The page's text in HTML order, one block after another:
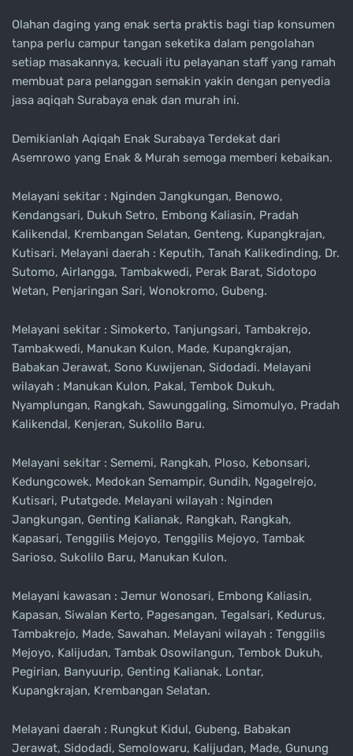
Olahan daging yang enak serta praktis bagi tiap konsumen
tanpa perlu campur tangan seketika dalam pengolahan
setiap masakannya, kecuali itu pelayanan staff yang ramah
membuat para pelanggan semakin yakin dengan penyedia
jasa aqiqah Surabaya enak dan murah ini.
Demikianlah Aqiqah Enak Surabaya Terdekat dari
Asemrowo yang Enak & Murah semoga memberi kebaikan.
Melayani sekitar : Nginden Jangkungan, Benowo,
Kendangsari, Dukuh Setro, Embong Kaliasin, Pradah
Kalikendal, Krembangan Selatan, Genteng, Kupangkrajan,
Kutisari. Melayani daerah : Keputih, Tanah Kalikedinding, Dr.
Sutomo, Airlangga, Tambakwedi, Perak Barat, Sidotopo
Wetan, Penjaringan Sari, Wonokromo, Gubeng.
Melayani sekitar : Simokerto, Tanjungsari, Tambakrejo,
Tambakwedi, Manukan Kulon, Made, Kupangkrajan,
Babakan Jerawat, Sono Kuwijenan, Sidodadi. Melayani
wilayah : Manukan Kulon, Pakal, Tembok Dukuh,
Nyamplungan, Rangkah, Sawunggaling, Simomulyo, Pradah
Kalikendal, Kenjeran, Sukolilo Baru.
Melayani sekitar : Sememi, Rangkah, Ploso, Kebonsari,
Kedungcowek, Medokan Semampir, Gundih, Ngagelrejo,
Kutisari, Putatgede. Melayani wilayah : Nginden
Jangkungan, Genting Kalianak, Rangkah, Rangkah,
Kapasari, Tenggilis Mejoyo, Tenggilis Mejoyo, Tambak
Sarioso, Sukolilo Baru, Manukan Kulon.
Melayani kawasan : Jemur Wonosari, Embong Kaliasin,
Kapasan, Siwalan Kerto, Pagesangan, Tegalsari, Kedurus,
Tambakrejo, Made, Sawahan. Melayani wilayah : Tenggilis
Mejoyo, Kalijudan, Tambak Osowilangun, Tembok Dukuh,
Pegirian, Banyuurip, Genting Kalianak, Lontar,
Kupangkrajan, Krembangan Selatan.
Melayani daerah : Rungkut Kidul, Gubeng, Babakan
Jerawat, Sidodadi, Semolowaru, Kalijudan, Made, Gunung